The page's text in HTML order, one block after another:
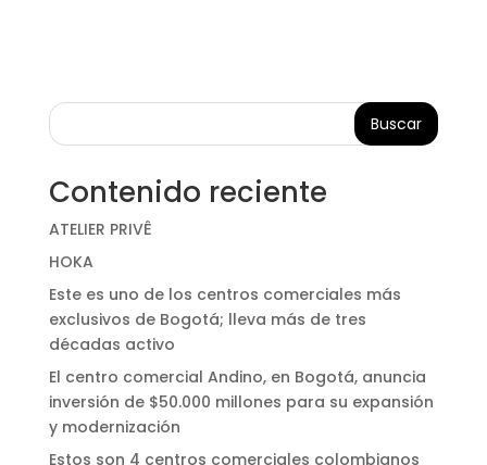
Buscar
Contenido reciente
ATELIER PRIVÊ
HOKA
Este es uno de los centros comerciales más
exclusivos de Bogotá; lleva más de tres
décadas activo
El centro comercial Andino, en Bogotá, anuncia
inversión de $50.000 millones para su expansión
y modernización
Estos son 4 centros comerciales colombianos